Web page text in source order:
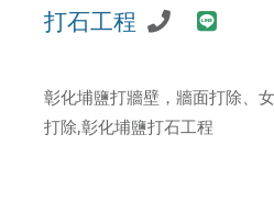
打石工程
彰化埔鹽打牆壁，牆面打除、
打除,彰化埔鹽打石工程